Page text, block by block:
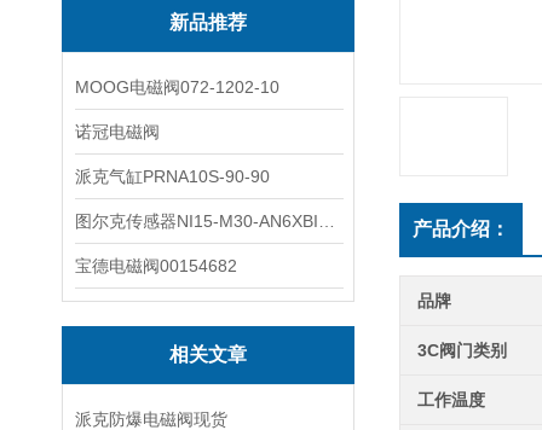
新品推荐
MOOG电磁阀072-1202-10
诺冠电磁阀
派克气缸PRNA10S-90-90
宝德电磁阀00154682
相关文章
派克防爆电磁阀现货
产品介绍：
品牌
3C阀门类别
工作温度